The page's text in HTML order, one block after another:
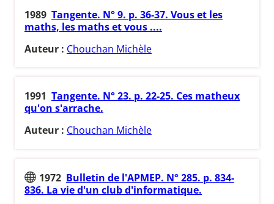
1989 Tangente. N° 9. p. 36-37. Vous et les
maths, les maths et vous ....
Auteur : Chouchan Michèle
1991 Tangente. N° 23. p. 22-25. Ces matheux
qu'on s'arrache.
Auteur : Chouchan Michèle
1972 Bulletin de l'APMEP. N° 285. p. 834-
836. La vie d'un club d'informatique.